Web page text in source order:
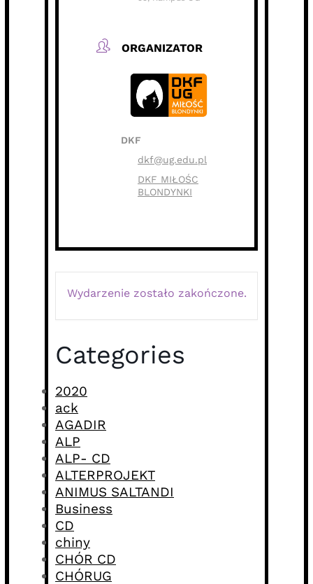
ORGANIZATOR
DKF
dkf@ug.edu.pl
DKF MIŁOŚC
BLONDYNKI
Wydarzenie zostało zakończone.
Categories
2020
ack
AGADIR
ALP
ALP- CD
ALTERPROJEKT
ANIMUS SALTANDI
Business
CD
chiny
CHÓR CD
CHÓRUG